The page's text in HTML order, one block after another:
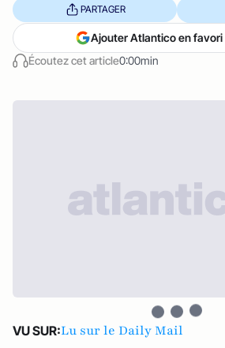
Écoutez cet article0:00min
PARTAGER
Ajouter Atlantico en favori
VU SUR:Lu sur le Daily Mail